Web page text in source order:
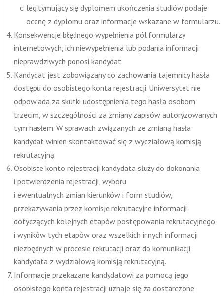
legitymujący się dyplomem ukończenia studiów podaje
ocenę z dyplomu oraz informacje wskazane w formularzu.
Konsekwencje błędnego wypełnienia pól formularzy
internetowych, ich niewypełnienia lub podania informacji
nieprawdziwych ponosi kandydat.
Kandydat jest zobowiązany do zachowania tajemnicy hasła
dostępu do osobistego konta rejestracji. Uniwersytet nie
odpowiada za skutki udostępnienia tego hasła osobom
trzecim, w szczególności za zmiany zapisów autoryzowanych
tym hasłem. W sprawach związanych ze zmianą hasła
kandydat winien skontaktować się z wydziałową komisją
rekrutacyjną.
Osobiste konto rejestracji kandydata służy do dokonania
i potwierdzenia rejestracji, wyboru
i ewentualnych zmian kierunków i form studiów,
przekazywania przez komisje rekrutacyjne informacji
dotyczących kolejnych etapów postępowania rekrutacyjnego
i wyników tych etapów oraz wszelkich innych informacji
niezbędnych w procesie rekrutacji oraz do komunikacji
kandydata z wydziałową komisją rekrutacyjną.
Informacje przekazane kandydatowi za pomocą jego
osobistego konta rejestracji uznaje się za dostarczone